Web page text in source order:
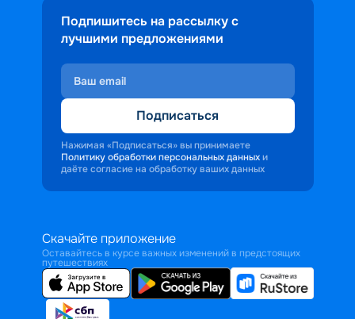
Подпишитесь на рассылку с
лучшими предложениями
Подписаться
Нажимая «Подписаться» вы принимаете
Политику обработки персональных данных и
даёте согласие на обработку ваших данных
Скачайте приложение
Оставайтесь в курсе важных изменений в предстоящих
путешествиях